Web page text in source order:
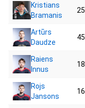
Kristians
Bramanis
25
Artūrs
Daudze
45
Raiens
Innus
18
Rojs
Jansons
16